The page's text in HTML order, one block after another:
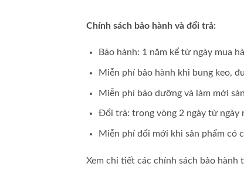
Chính sách bảo hành và đổi trả:
Bảo hành: 1 năm kể từ ngày mua
Miễn phí bảo hành khi bung keo,
Miễn phí bảo dưỡng và làm mới
Đổi trả: trong vòng 2 ngày từ ngày
Miễn phí đổi mới khi sản phẩm có
Xem chi tiết các chính sách bảo hành